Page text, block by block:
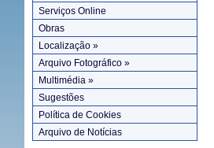
Serviços Online
Obras
Localização »
Arquivo Fotográfico »
Multimédia »
Sugestões
Política de Cookies
Arquivo de Notícias